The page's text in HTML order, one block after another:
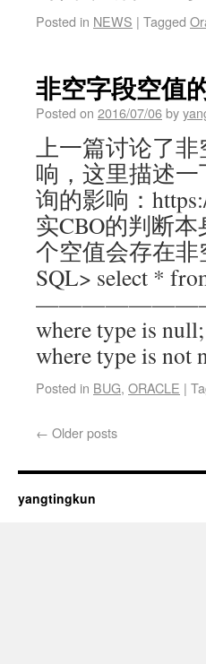
Posted in NEWS | Tagged
非空字段空值
Posted on 2016/07/06by
上一篇讨论了
响，这里描述
询的影响：
实CBO的判断
个空值会存在
SQL> select *
——————————
where type is
where type is
Posted in BUG, ORACLE |
← Older posts
yangtingkun